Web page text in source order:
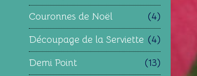
Couronnes de Noël
(4)
Découpage de la Serviette (4)
Demi Point
(13)